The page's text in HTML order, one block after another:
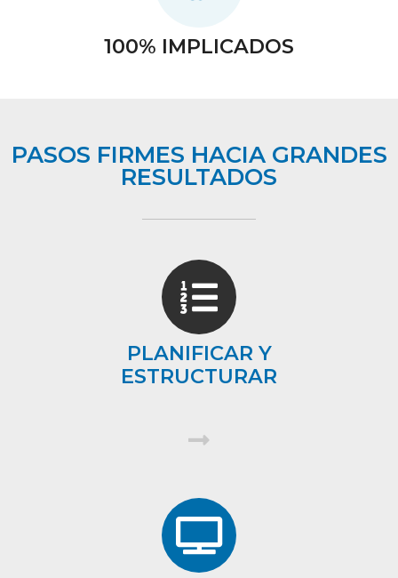
100% IMPLICADOS
PASOS FIRMES HACIA GRANDES
RESULTADOS
PLANIFICAR Y
ESTRUCTURAR